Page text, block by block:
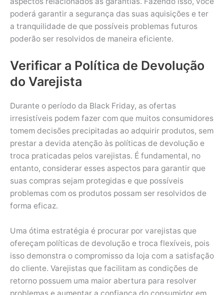
poderá garantir a segurança das suas aquisições e ter
a tranquilidade de que possíveis problemas futuros
poderão ser resolvidos de maneira eficiente.
Verificar a Política de Devolução
do Varejista
Durante o período da Black Friday, as ofertas
irresistíveis podem fazer com que muitos consumidores
tomem decisões precipitadas ao adquirir produtos, sem
prestar a devida atenção às políticas de devolução e
troca praticadas pelos varejistas. É fundamental, no
entanto, considerar esses aspectos para garantir que
suas compras sejam protegidas e que possíveis
problemas com os produtos possam ser resolvidos de
forma eficaz.
Uma ótima estratégia é procurar por varejistas que
ofereçam políticas de devolução e troca flexíveis, pois
isso demonstra o compromisso da loja com a satisfação
do cliente. Varejistas que facilitam as condições de
retorno possuem uma maior abertura para resolver